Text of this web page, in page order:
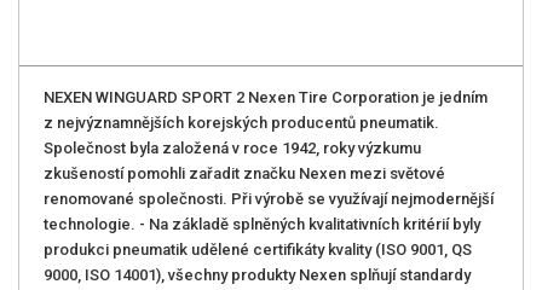
NEXEN WINGUARD SPORT 2 Nexen Tire Corporation je jedním
z nejvýznamnějších korejských producentů pneumatik.
Společnost byla založená v roce 1942, roky výzkumu
zkušeností pomohli zařadit značku Nexen mezi světové
renomované společnosti. Při výrobě se využívají nejmodernější
technologie. - Na základě splněných kvalitativních kritérií byly
produkci pneumatik udělené certifikáty kvality (ISO 9001, QS
9000, ISO 14001), všechny produkty Nexen splňují standardy